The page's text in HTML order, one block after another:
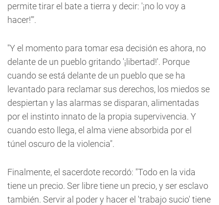
permite tirar el bate a tierra y decir: '¡no lo voy a
hacer!'".
"Y el momento para tomar esa decisión es ahora, no
delante de un pueblo gritando '¡libertad!'. Porque
cuando se está delante de un pueblo que se ha
levantado para reclamar sus derechos, los miedos se
despiertan y las alarmas se disparan, alimentadas
por el instinto innato de la propia supervivencia. Y
cuando esto llega, el alma viene absorbida por el
túnel oscuro de la violencia".
Finalmente, el sacerdote recordó: "Todo en la vida
tiene un precio. Ser libre tiene un precio, y ser esclavo
también. Servir al poder y hacer el 'trabajo sucio' tiene